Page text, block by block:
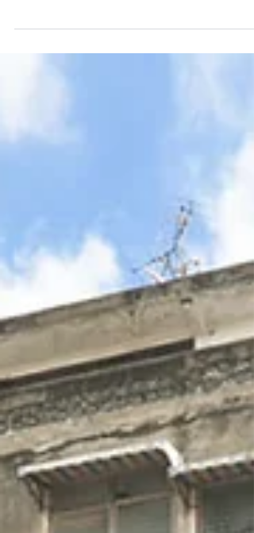
鉄人シェフの新メニュー。「Khum
の「カムホーム」。全土から素材を厳選し、伝統
のレシピを受け継ぎ、最高のシェフが鮮やかに紡
ぐタイ料理の物語…をコンセプトに、味にも健康
にもMAXレベルにこだわったレストランです。こ
の6月にメニューを大幅にリニューアル。多彩な
作が揃った中、今回は特に、エキゾチックな魅力
に富む南タイにフォーカスした印象です。マレー
の食文化の影響を受けた深南部の味など、食べ慣
れない個性的なモチーフを、都会的でお洒落にア
レンジしてあるのはさすがです。知らない美味と
出会い、味わい、さらなるタイ愛が呼び起こされ
る体験。ここでなさってはいかがでしょう？